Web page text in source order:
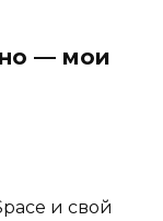
— мои
и свой